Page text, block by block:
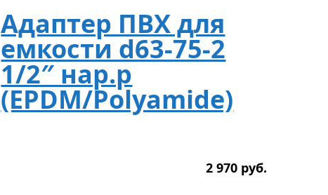
Адаптер ПВХ для
емкости d63-75-2
1/2″ нар.р
(EPDM/Polyamide)
2 970 руб.